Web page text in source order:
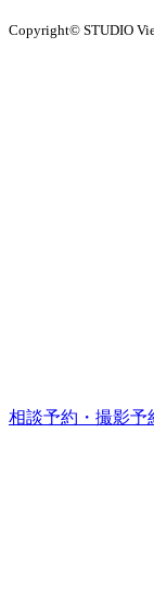
Copyright© STUDIO
相談予約・撮影予